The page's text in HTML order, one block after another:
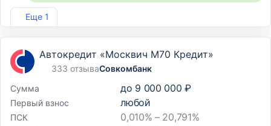
Еще 1
Лиц. №254
Автокредит «Москвич М70 Кредит»
333 отзываСовкомбанк
Сумма
до 9 000 000 ₽
Первый взнос любой
ПСК 0,010% – 20,791%